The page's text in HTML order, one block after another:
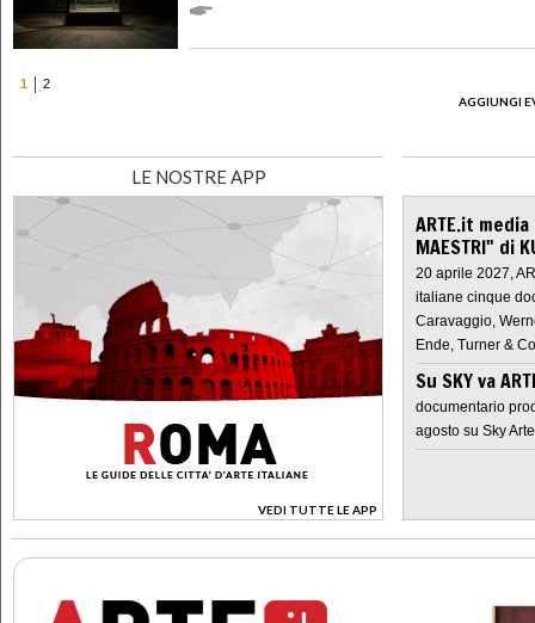
1
2
AGGIUNGI
LE NOSTRE APP
VEDI TUTTE LE APP
>
ARTE.it
MAESTRI" di
20 aprile 2027,
italiane cinque
Caravaggio,
Ende, Turner &
Su SKY va
documentario
agosto su Sky Arte